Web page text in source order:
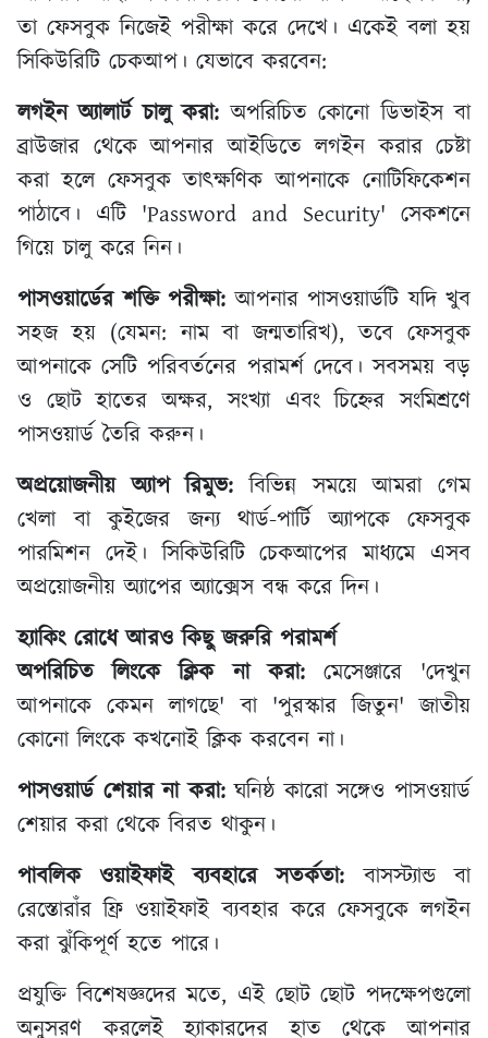
তা ফেসবুক নিজেই পরীক্ষা করে দেখে। একেই বলা হয়
সিকিউরিটি চেকআপ। যেভাবে করবেন:
লগইন অ্যালার্ট চালু করা:অপরিচিত কোনো ডিভাইস বা
ব্রাউজার থেকে আপনার আইডিতে লগইন করার চেষ্টা
করা হলে ফেসবুক তাৎক্ষণিক আপনাকে নোটিফিকেশন
পাঠাবে। এটি 'Password and Security' সেকশনে
গিয়ে চালু করে নিন।
পাসওয়ার্ডের শক্তি পরীক্ষা:আপনার পাসওয়ার্ডটি যদি খুব
সহজ হয় (যেমন: নাম বা জন্মতারিখ), তবে ফেসবুক
আপনাকে সেটি পরিবর্তনের পরামর্শ দেবে। সবসময় বড়
ও ছোট হাতের অক্ষর, সংখ্যা এবং চিহ্নের সংমিশ্রণে
পাসওয়ার্ড তৈরি করুন।
অপ্রয়োজনীয় অ্যাপ রিমুভ:বিভিন্ন সময়ে আমরা গেম
খেলা বা কুইজের জন্য থার্ড-পার্টি অ্যাপকে ফেসবুক
পারমিশন দেই। সিকিউরিটি চেকআপের মাধ্যমে এসব
অপ্রয়োজনীয় অ্যাপের অ্যাক্সেস বন্ধ করে দিন।
হ্যাকিং রোধে আরও কিছু জরুরি পরামর্শ
অপরিচিত লিংকে ক্লিক না করা: মেসেঞ্জারে 'দেখুন
আপনাকে কেমন লাগছে' বা 'পুরস্কার জিতুন' জাতীয়
কোনো লিংকে কখনোই ক্লিক করবেন না।
পাসওয়ার্ড শেয়ার না করা:ঘনিষ্ঠ কারো সঙ্গেও পাসওয়ার্ড
শেয়ার করা থেকে বিরত থাকুন।
পাবলিক ওয়াইফাই ব্যবহারে সতর্কতা: বাসস্ট্যান্ড বা
রেস্তোরাঁর ফ্রি ওয়াইফাই ব্যবহার করে ফেসবুকে লগইন
করা ঝুঁকিপূর্ণ হতে পারে।
প্রযুক্তি বিশেষজ্ঞদের মতে, এই ছোট ছোট পদক্ষেপগুলো
অনুসরণ করলেই হ্যাকারদের হাত থেকে আপনার